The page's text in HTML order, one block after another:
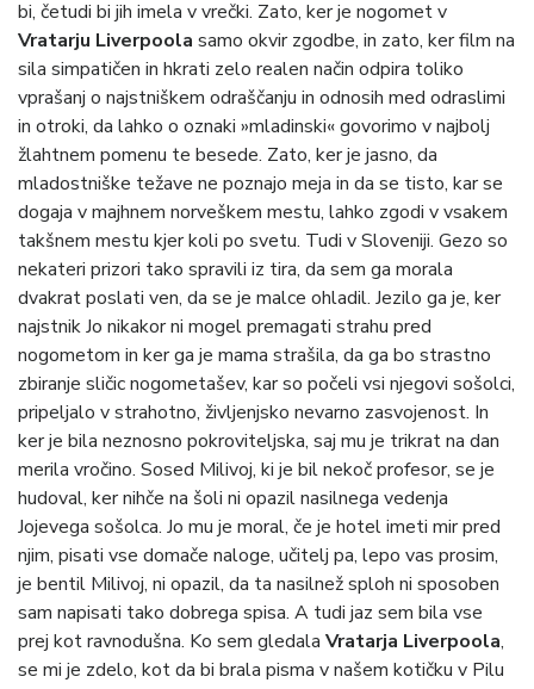
bi, četudi bi jih imela v vrečki. Zato, ker je nogomet v
Vratarju Liverpoola samo okvir zgodbe, in zato, ker film na
sila simpatičen in hkrati zelo realen način odpira toliko
vprašanj o najstniškem odraščanju in odnosih med odraslimi
in otroki, da lahko o oznaki »mladinski« govorimo v najbolj
žlahtnem pomenu te besede. Zato, ker je jasno, da
mladostniške težave ne poznajo meja in da se tisto, kar se
dogaja v majhnem norveškem mestu, lahko zgodi v vsakem
takšnem mestu kjer koli po svetu. Tudi v Sloveniji. Gezo so
nekateri prizori tako spravili iz tira, da sem ga morala
dvakrat poslati ven, da se je malce ohladil. Jezilo ga je, ker
najstnik Jo nikakor ni mogel premagati strahu pred
nogometom in ker ga je mama strašila, da ga bo strastno
zbiranje sličic nogometašev, kar so počeli vsi njegovi sošolci,
pripeljalo v strahotno, življenjsko nevarno zasvojenost. In
ker je bila neznosno pokroviteljska, saj mu je trikrat na dan
merila vročino. Sosed Milivoj, ki je bil nekoč profesor, se je
hudoval, ker nihče na šoli ni opazil nasilnega vedenja
Jojevega sošolca. Jo mu je moral, če je hotel imeti mir pred
njim, pisati vse domače naloge, učitelj pa, lepo vas prosim,
je bentil Milivoj, ni opazil, da ta nasilnež sploh ni sposoben
sam napisati tako dobrega spisa. A tudi jaz sem bila vse
prej kot ravnodušna. Ko sem gledala Vratarja Liverpoola,
se mi je zdelo, kot da bi brala pisma v našem kotičku v Pilu